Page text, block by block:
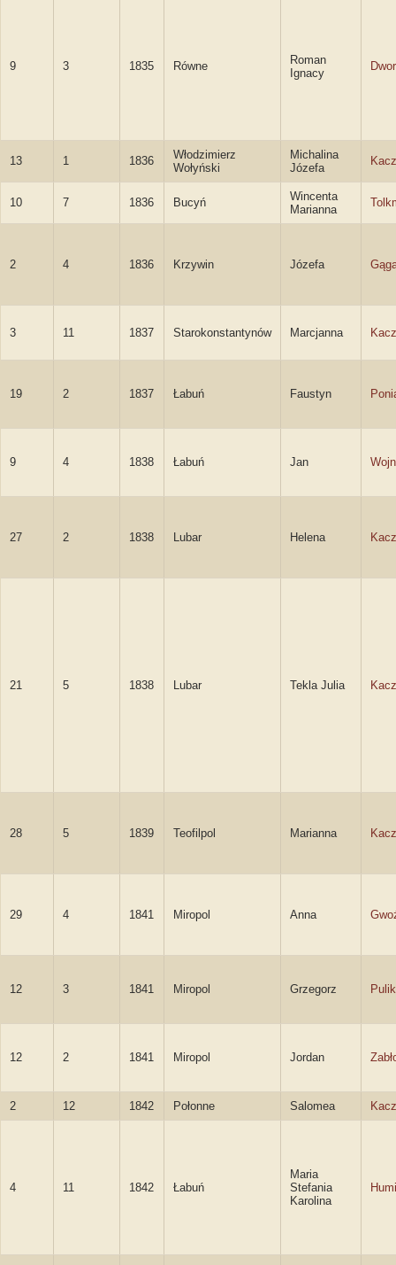
9 3 1835 Równe
Roman
Ignacy
13 1 1836
Włodzimierz
Wołyński
Michalina
Józefa
10 7 1836 Bucyń
Wincenta
Marianna
2 4 1836 Krzywin Józefa
3 11 1837 Starokonstantynów Marcjanna
19 2 1837 Łabuń Faustyn
9 4 1838 Łabuń Jan
27 2 1838 Lubar Helena
21 5 1838 Lubar Tekla Julia
28 5 1839 Teofilpol Marianna
29 4 1841 Miropol Anna
12 3 1841 Miropol Grzegorz
12 2 1841 Miropol Jordan
2 12 1842 Połonne Salomea
4 11 1842 Łabuń
Maria
Stefania
Karolina